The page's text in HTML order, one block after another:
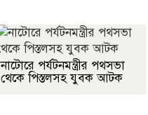
নাটোরে পর্যটনমন্ত্রীর পথসভা
থেকে পিস্তলসহ যুবক আটক